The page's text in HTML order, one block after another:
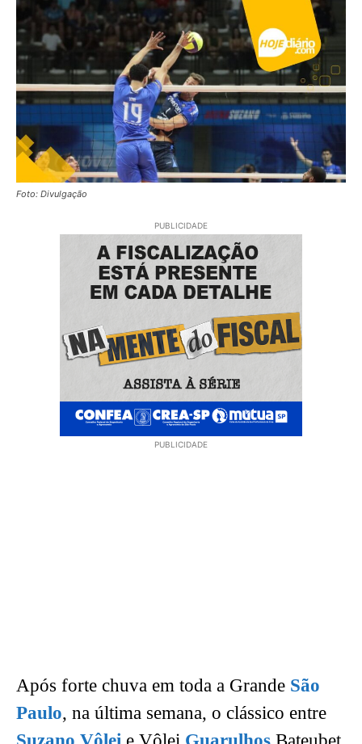
Foto: Divulgação
PUBLICIDADE
PUBLICIDADE
Após forte chuva em toda a Grande São
Paulo, na última semana, o clássico entre